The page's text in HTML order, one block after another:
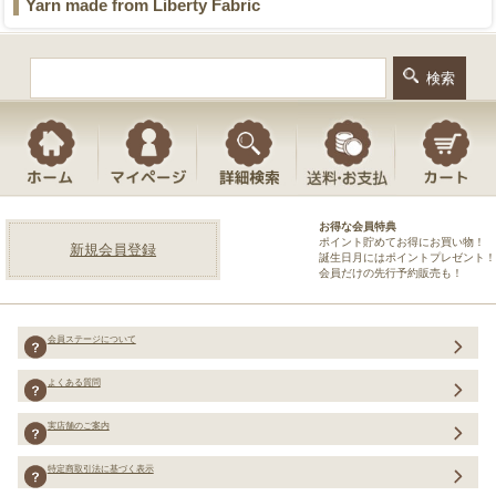
Yarn made from Liberty Fabric
新規会員登録
お得な会員特典
ポイント貯めてお得にお買い物！
誕生日月にはポイントプレゼント！
会員だけの先行予約販売も！
会員ステージについて
よくある質問
実店舗のご案内
特定商取引法に基づく表示